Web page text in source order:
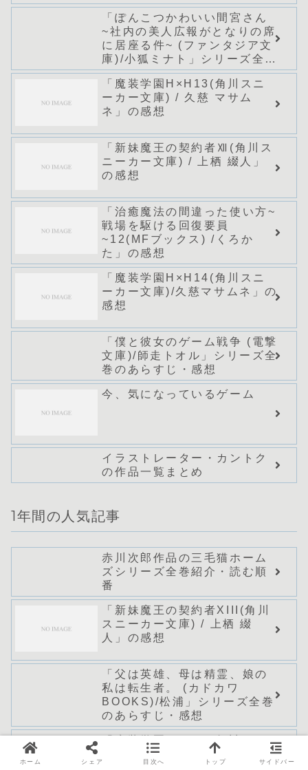
あらすじ・感想
「ぽんこつかわいい間宮さん
~社内の美人広報がとなりの席
に居座る件~ (ファンタジア文
庫)/小狐ミナト」シリーズ全巻
のあらすじ・感想
「魔装学園H×H13(角川スニ
ーカー文庫) / 久慈 マサム
ネ」の感想
「新妹魔王の契約者Ⅻ(角川ス
ニーカー文庫) / 上栖 綴人」
の感想
「治癒魔法の間違った使い方~
戦場を駆ける回復要員
~12(MFブックス) /くろか
た」の感想
「魔装学園H×H14(角川スニ
ーカー文庫)/久慈マサムネ」の
感想
「僕と彼女のゲーム戦争 (電撃
文庫)/師走トオル」シリーズ全
巻のあらすじ・感想
今、気になっているゲーム
イラストレーター・カントク
の作品一覧まとめ
1年間の人気記事
赤川次郎作品の三毛猫ホーム
ズシリーズ全巻紹介・読む順
番
「新妹魔王の契約者XIII(角川
スニーカー文庫) / 上栖 綴
人」の感想
「父は英雄、母は精霊、娘の
私は転生者。 (カドカワ
BOOKS)/松浦」シリーズ全巻
のあらすじ・感想
「魔装学園H×H13(角川スニ
ーカー文庫) / 久慈 マサム
ネ」の感想
ホーム シェア 目次へ トップ サイドバー